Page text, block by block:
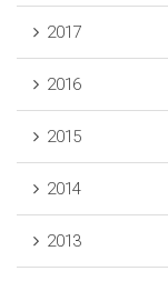
2017
2016
2015
2014
2013